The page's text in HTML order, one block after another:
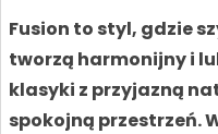
Fusion to styl, gdzie
tworzą harmonijny i
klasyki z przyjazną
spokojną przestrzeń.